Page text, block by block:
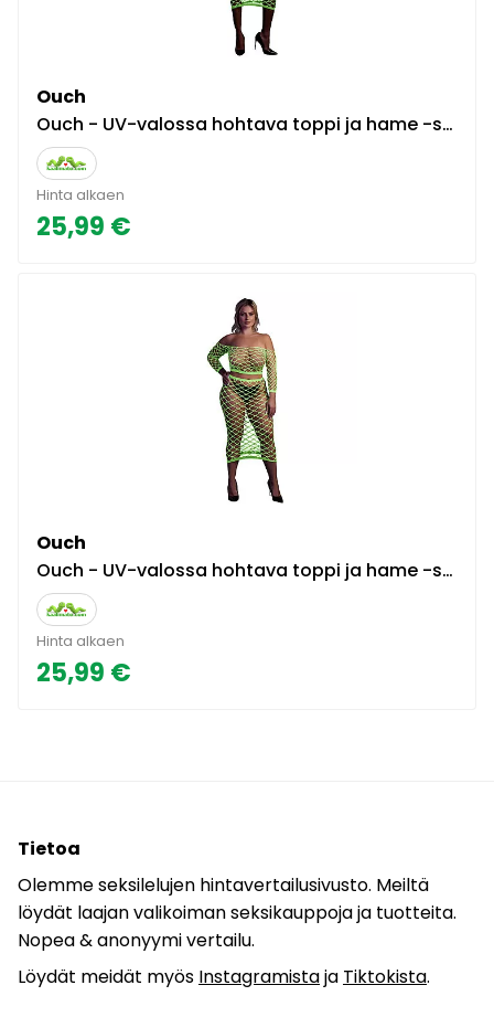
Ouch
Ouch - UV-valossa hohtava toppi ja hame -setti
Hinta alkaen
25,99 €
Ouch
Ouch - UV-valossa hohtava toppi ja hame -setti
Hinta alkaen
25,99 €
Tietoa
Olemme seksilelujen hintavertailusivusto. Meiltä
löydät laajan valikoiman seksikauppoja ja tuotteita.
Nopea & anonyymi vertailu.
Löydät meidät myös Instagramistaja Tiktokista.